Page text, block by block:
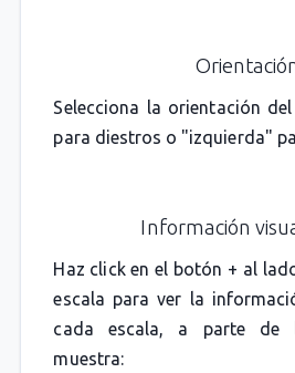
Selecciona la orientación
para diestros o "izquierda"
Información
Haz click en el botón + al
escala para ver la
cada escala, a parte de
muestra: